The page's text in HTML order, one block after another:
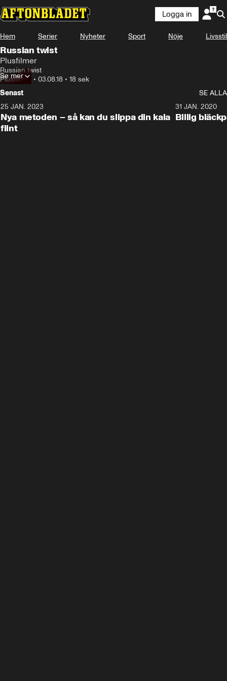
Logga in
Hem Serier Nyheter Sport Nöje Livsstil
Russian twist
Plusfilmer
Russian twist
Plusfilmer • 03.08.18 • 18 sek
Se mer
Senast
SE ALLA
25 JAN. 2023
Nya metoden – så kan du slippa din kala
flint
31 JAN. 2020
Billig